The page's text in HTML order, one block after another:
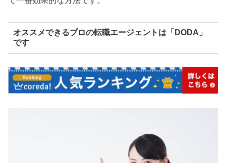
オススメできるプロの転職エージェントは「DODA」
です